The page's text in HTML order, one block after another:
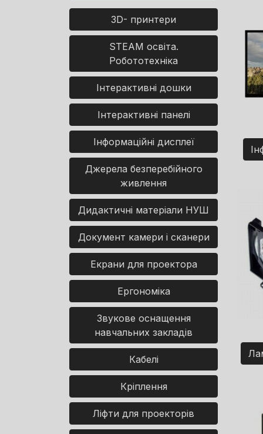
3D- принтери
STEAM освіта.
Робототехніка
Інтерактивні дошки
Інтерактивні панелі
Інформаційні дисплеї
Джерела безперебійного
живлення
Дидактичні матеріали НУШ
Документ камери і сканери
Екрани для проектора
Ергономіка
Звукове оснащення
навчальних закладів
Кабелі
Кріплення
Ліфти для проекторів